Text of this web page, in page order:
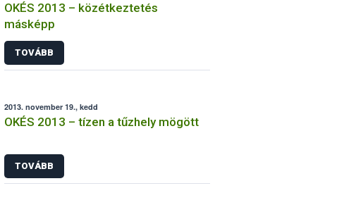
OKÉS 2013 – közétkeztetés
másképp
TOVÁBB
2013. november 19., kedd
OKÉS 2013 – tízen a tűzhely mögött
TOVÁBB